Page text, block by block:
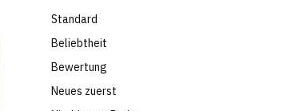
Standard
Beliebtheit
Bewertung
Neues zuerst